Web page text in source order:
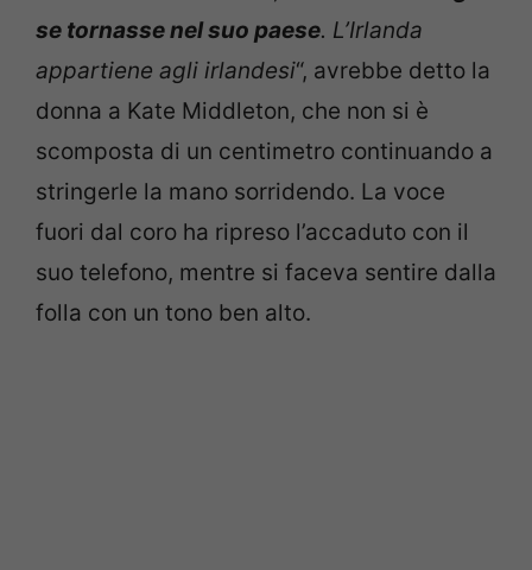
se tornasse nel suo paese. L’Irlanda
appartiene agli irlandesi“, avrebbe detto la
donna a Kate Middleton, che non si è
scomposta di un centimetro continuando a
stringerle la mano sorridendo. La voce
fuori dal coro ha ripreso l’accaduto con il
suo telefono, mentre si faceva sentire dalla
folla con un tono ben alto.